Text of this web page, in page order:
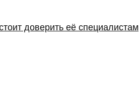
доверить её специалистам